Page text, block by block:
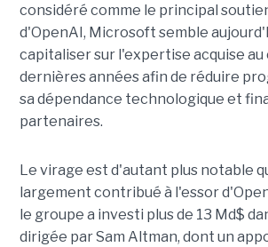
considéré comme le principal
d'OpenAI, Microsoft semble
capitaliser sur l'expertise acquise au
dernières années afin de réduire
sa dépendance technologique et
partenaires.
Le virage est d'autant plus notable
largement contribué à l'essor
le groupe a investi plus de 13 Md$
dirigée par Sam Altman, dont un